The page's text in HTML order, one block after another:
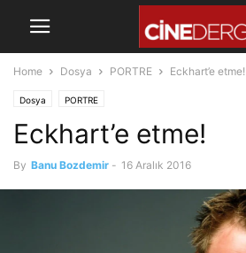
Home Dosya PORTRE Eckhart’e etme!
Dosya PORTRE
Eckhart’e etme!
By Banu Bozdemir - 16 Aralık 2016